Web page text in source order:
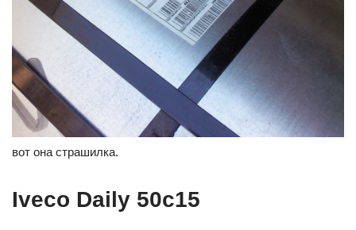
вот она страшилка.
Iveco Daily 50c15